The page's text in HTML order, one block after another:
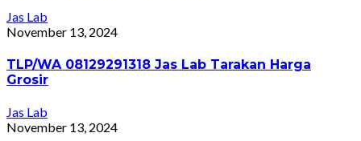
Jas Lab
November 13, 2024
TLP/WA 08129291318 Jas Lab Tarakan Harga
Grosir
Jas Lab
November 13, 2024